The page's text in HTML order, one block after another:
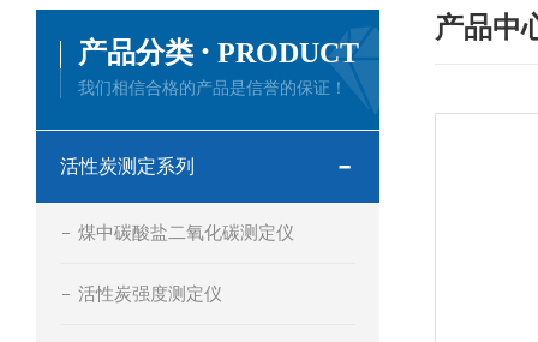
产品中
产品分类 · PRODUCT
我们相信合格的产品是信誉的保证！
活性炭测定系列
煤中碳酸盐二氧化碳测定仪
活性炭强度测定仪